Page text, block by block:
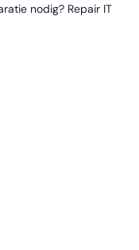
nodig? Repair IT